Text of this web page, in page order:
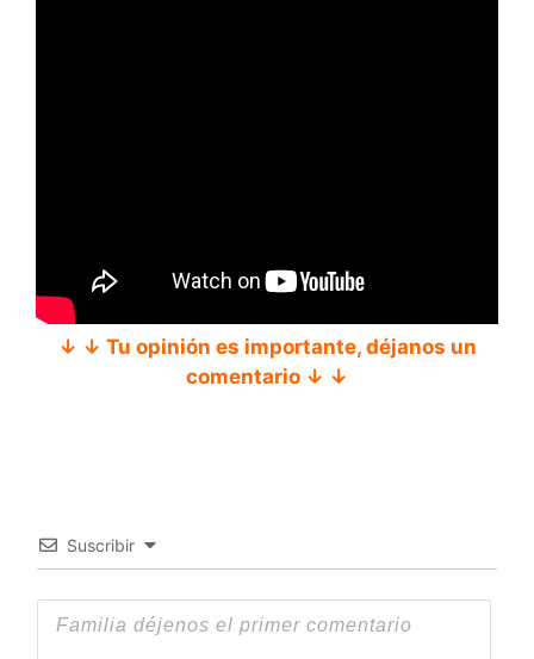
↓ ↓ Tu opinión es importante, déjanos un
comentario ↓ ↓
Suscribir